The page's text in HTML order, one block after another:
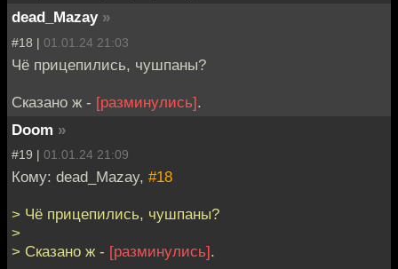
dead_Mazay »
#18 | 01.01.24 21:03
Чё прицепились, чушпаны?
Сказано ж - [разминулись].
Doom »
#19 | 01.01.24 21:09
Кому: dead_Mazay, #18
> Чё прицепились, чушпаны?
>
> Сказано ж - [разминулись].